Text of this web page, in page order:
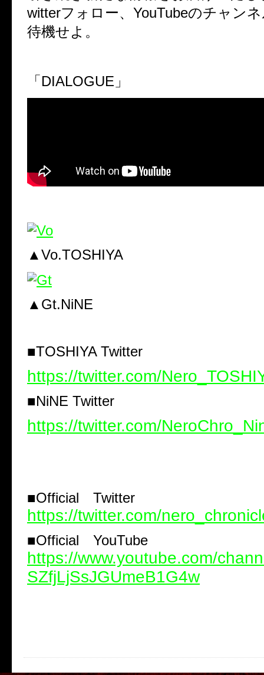
witterフォロー、YouTubeのチャン
待機せよ。
「DIALOGUE」
▲Vo.TOSHIYA
▲Gt.NiNE
■TOSHIYA Twitter
https://twitter.com/
■NiNE Twitter
https://twitter.com/
■Official Twitter
https://twitter.com/
■Official YouTube
https://www.youtube.com/
SZfjLjSsJGUmeB1G4w